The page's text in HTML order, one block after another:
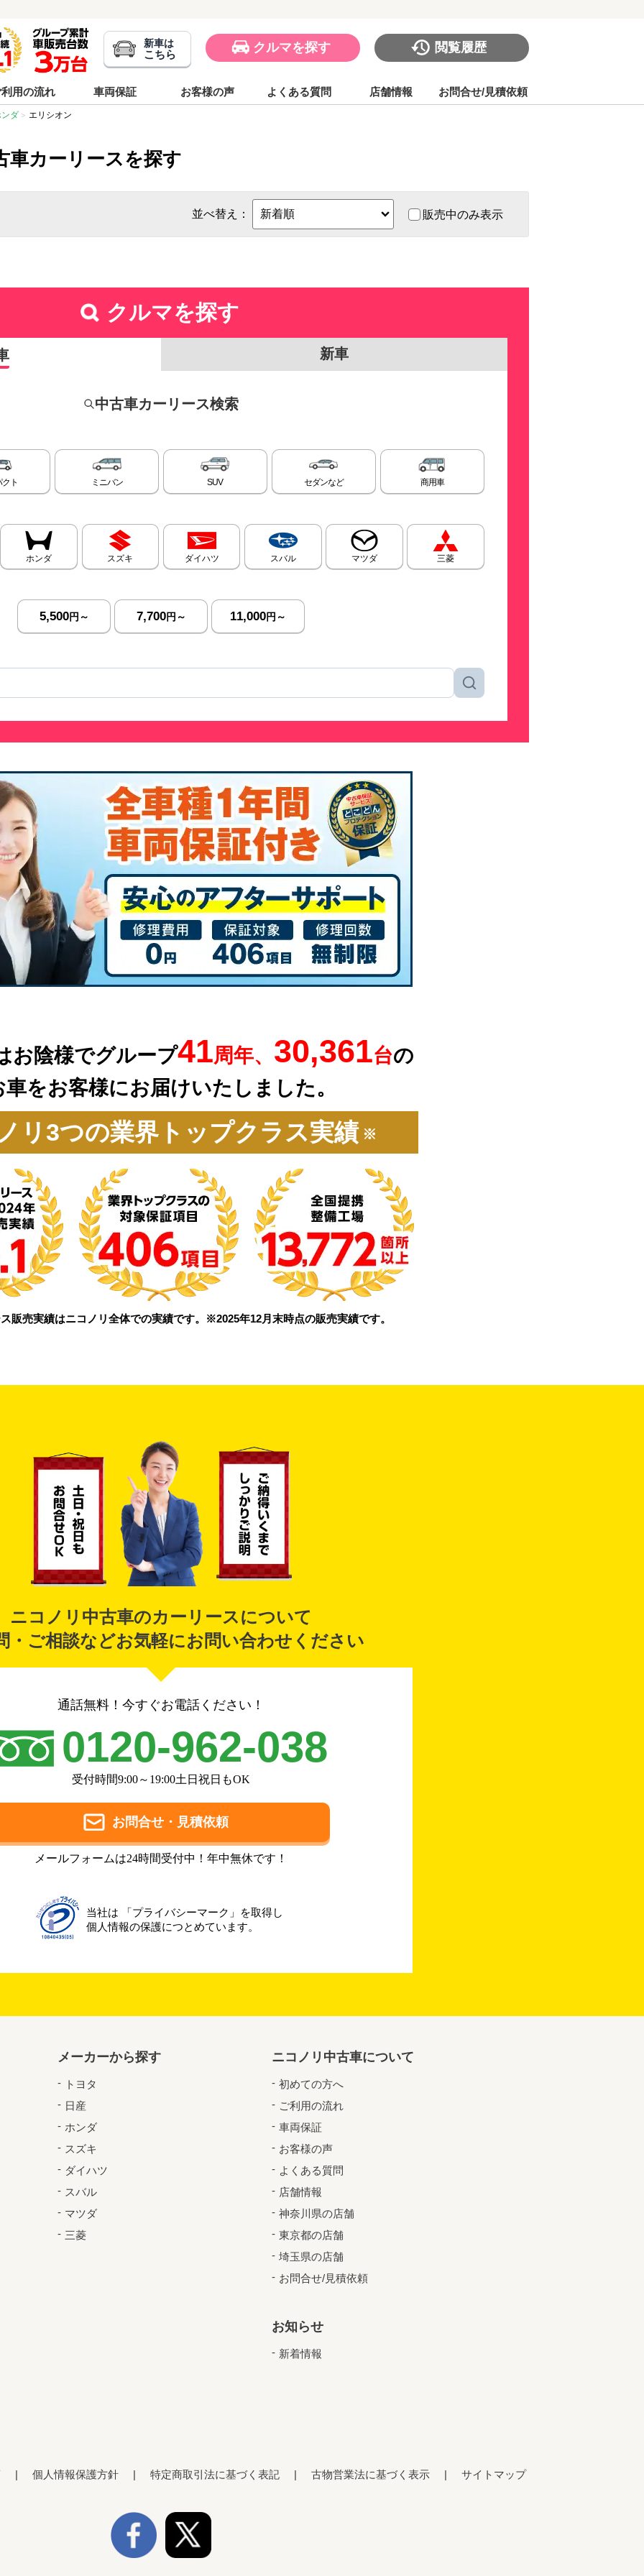
新車は
こちら クルマを探す 閲覧履歴
用の流れ 車両保証 お客様の声 よくある質問 店舗情報 お問合せ/見積依頼
ダ エリシオン
車カーリースを探す
並べ替え： 販売中のみ表示
クルマを探す
新車
中古車カーリース検索
ト ミニバン SUV セダンなど 商用車
ホンダ スズキ ダイハツ スバル マツダ 三菱
5,500円～ 7,700円～ 11,000円～
お陰様でグループ41周年、 30,361台の
車をお客様にお届けいたしました。
リ3つの業界トップクラス実績 ※
販売実績はニコノリ全体での実績です。※2025年12月末時点の販売実績です。
ニコノリ中古車のカーリースについて
・ご相談などお気軽にお問い合わせください
通話無料！今すぐお電話ください！
0120-962-038
受付時間9:00～19:00土日祝日もOK
お問合せ・見積依頼
メールフォームは24時間受付中！年中無休です！
当社は 「プライバシーマーク」を取得し
個人情報の保護につとめています。
メーカーから探す
トヨタ
日産
ホンダ
スズキ
ダイハツ
スバル
マツダ
三菱
ニコノリ中古車について
初めての方へ
ご利用の流れ
車両保証
お客様の声
よくある質問
店舗情報
神奈川県の店舗
東京都の店舗
埼玉県の店舗
お問合せ/見積依頼
お知らせ
新着情報
個人情報保護方針 特定商取引法に基づく表記 古物営業法に基づく表示 サイトマップ